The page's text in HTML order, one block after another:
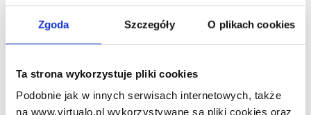
Zgoda Szczegóły O plikach cookies
Ta strona wykorzystuje pliki cookies
Podobnie jak w innych serwisach internetowych, także
na www.virtualo.pl wykorzystywane są pliki cookies oraz
Na stronie